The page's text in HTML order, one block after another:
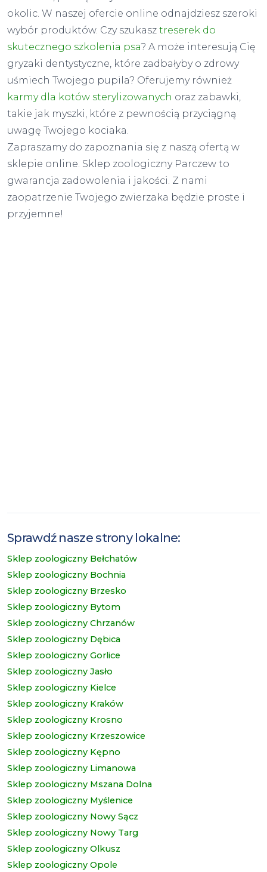
okolic. W naszej ofercie online odnajdziesz szeroki
wybór produktów. Czy szukasz treserek do
skutecznego szkolenia psa? A może interesują Cię
gryzaki dentystyczne, które zadbałyby o zdrowy
uśmiech Twojego pupila? Oferujemy również
karmy dla kotów sterylizowanych oraz zabawki,
takie jak myszki, które z pewnością przyciągną
uwagę Twojego kociaka.
Zapraszamy do zapoznania się z naszą ofertą w
sklepie online. Sklep zoologiczny Parczew to
gwarancja zadowolenia i jakości. Z nami
zaopatrzenie Twojego zwierzaka będzie proste i
przyjemne!
Sprawdź nasze strony lokalne:
Sklep zoologiczny Bełchatów
Sklep zoologiczny Bochnia
Sklep zoologiczny Brzesko
Sklep zoologiczny Bytom
Sklep zoologiczny Chrzanów
Sklep zoologiczny Dębica
Sklep zoologiczny Gorlice
Sklep zoologiczny Jasło
Sklep zoologiczny Kielce
Sklep zoologiczny Kraków
Sklep zoologiczny Krosno
Sklep zoologiczny Krzeszowice
Sklep zoologiczny Kępno
Sklep zoologiczny Limanowa
Sklep zoologiczny Mszana Dolna
Sklep zoologiczny Myślenice
Sklep zoologiczny Nowy Sącz
Sklep zoologiczny Nowy Targ
Sklep zoologiczny Olkusz
Sklep zoologiczny Opole